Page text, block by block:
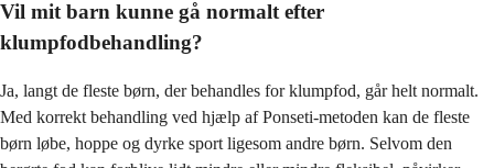
Vil mit barn kunne gå normalt efter
klumpfodbehandling?
Ja, langt de fleste børn, der behandles for klumpfod, går helt normalt.
Med korrekt behandling ved hjælp af Ponseti-metoden kan de fleste
børn løbe, hoppe og dyrke sport ligesom andre børn. Selvom den